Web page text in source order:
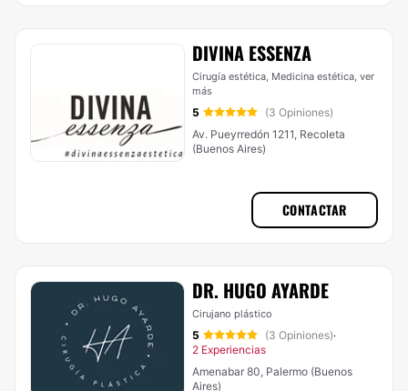
DIVINA ESSENZA
Cirugía estética, Medicina estética, ver
más
5
(3 Opiniones)
Av. Pueyrredón 1211, Recoleta
(Buenos Aires)
CONTACTAR
DR. HUGO AYARDE
Cirujano plástico
5 (3 Opiniones)·
2 Experiencias
Amenabar 80, Palermo (Buenos
Aires)